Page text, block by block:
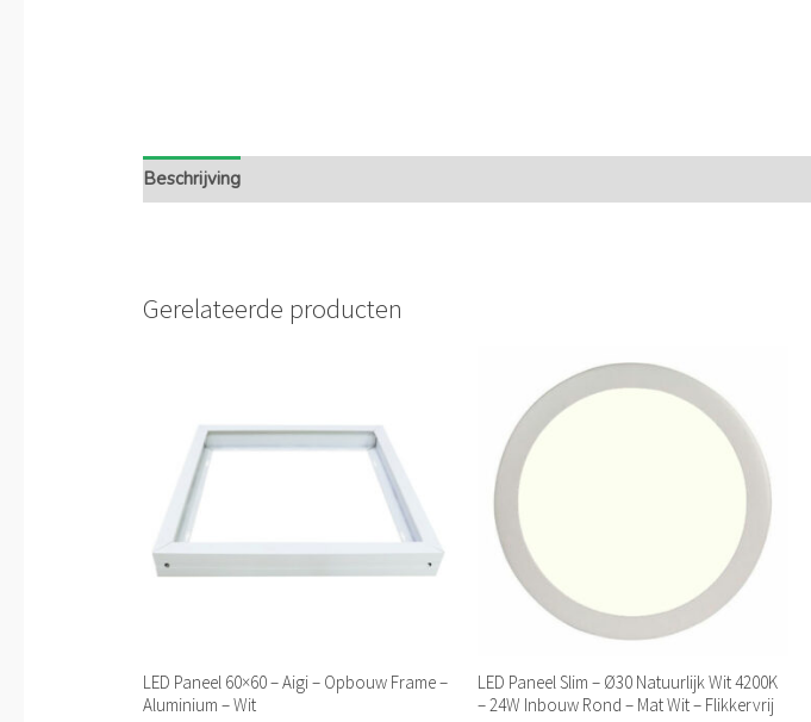
Beschrijving
Gerelateerde producten
LED Paneel 60×60 – Aigi – Opbouw Frame –
Aluminium – Wit
LED Paneel Slim – Ø30 Natuurlijk Wit 4200K
– 24W Inbouw Rond – Mat Wit – Flikkervrij